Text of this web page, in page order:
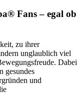
Fans – egal ob
zu ihrer
unglaublich viel
Dabei
gesundes
und